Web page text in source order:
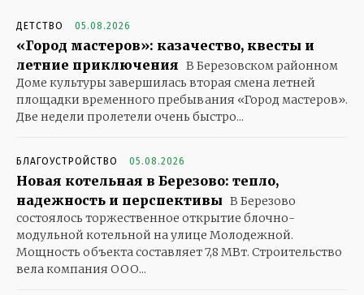
ДЕТСТВО 05.08.2026
«Город мастеров»: казачество, квесты и
летние приключения В Березовском районном
Доме культуры завершилась вторая смена летней
площадки временного пребывания «Город мастеров».
Две недели пролетели очень быстро...
БЛАГОУСТРОЙСТВО 05.08.2026
Новая котельная в Березово: тепло,
надежность и перспективы В Березово
состоялось торжественное открытие блочно-
модульной котельной на улице Молодежной.
Мощность объекта составляет 7,8 МВт. Строительство
вела компания ООО...